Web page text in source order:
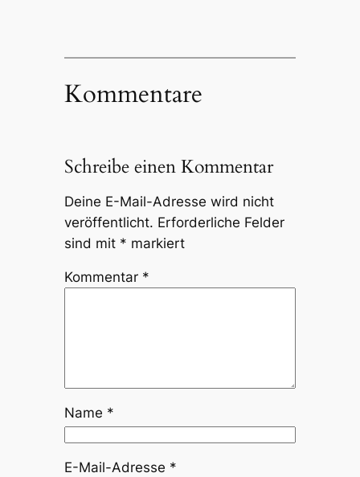
Kommentare
Schreibe einen Kommentar
Deine E-Mail-Adresse wird nicht
veröffentlicht. Erforderliche Felder
sind mit * markiert
Kommentar *
Name *
E-Mail-Adresse *